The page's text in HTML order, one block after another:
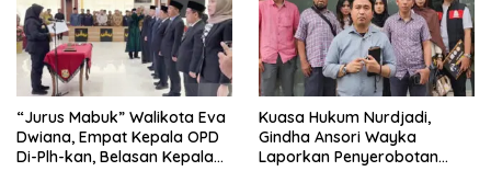
“Jurus Mabuk” Walikota Eva
Dwiana, Empat Kepala OPD
Di-Plh-kan, Belasan Kepala
Kuasa Hukum Nurdjadi,
Gindha Ansori Wayka
Laporkan Penyerobotan